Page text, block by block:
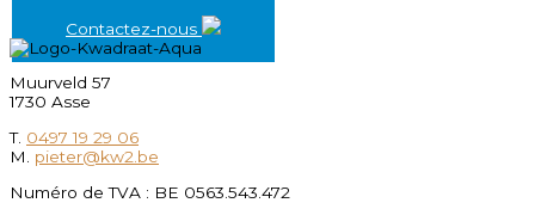
Contactez-nous
Muurveld 57
1730 Asse
T. 0497 19 29 06
M. pieter@kw2.be
Numéro de TVA : BE 0563.543.472